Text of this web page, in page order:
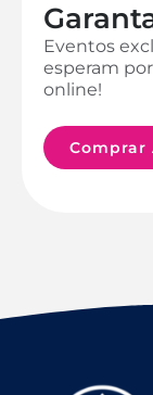
Eventos
esperam
online!
Comprar